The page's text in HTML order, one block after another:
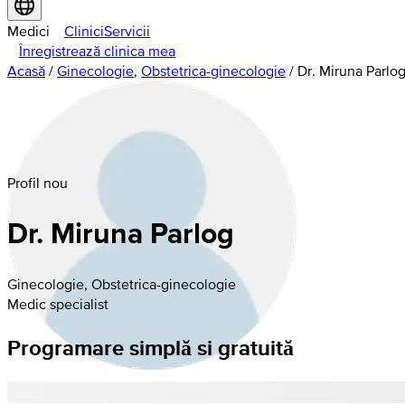
Medici CliniciServicii
Înregistrează clinica mea
Acasă / Ginecologie, Obstetrica-ginecologie / Dr. Miruna Parlog
Profil nou
Dr. Miruna Parlog
Ginecologie, Obstetrica-ginecologie
Medic specialist
Programare simplă si gratuită